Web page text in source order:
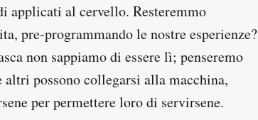
applicati al cervello. Resteremmo
pre-programmando le nostre esperienze?
non sappiamo di essere lì; penseremo
altri possono collegarsi alla macchina,
per permettere loro di servirsene.